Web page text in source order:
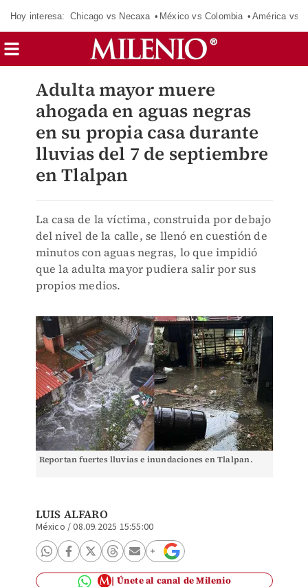
Hoy interesa: Chicago vs Necaxa México vs Colombia América vs
Adulta mayor muere
ahogada en aguas negras
en su propia casa durante
lluvias del 7 de septiembre
en Tlalpan
La casa de la víctima, construida por debajo
del nivel de la calle, se llenó en cuestión de
minutos con aguas negras, lo que impidió
que la adulta mayor pudiera salir por sus
propios medios.
Reportan fuertes lluvias e inundaciones en Tlalpan.
LUIS ALFARO
México /08.09.2025 15:55:00
Únete al canal de Milenio